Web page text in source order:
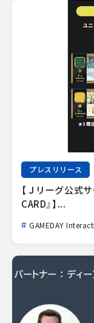
プレスリリース
【Ｊリーグ公式
CARD』】...
GAMEDAY